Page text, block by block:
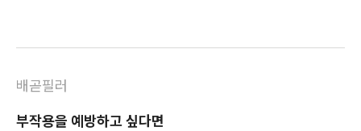
배곧필러
부작용을 예방하고 싶다면